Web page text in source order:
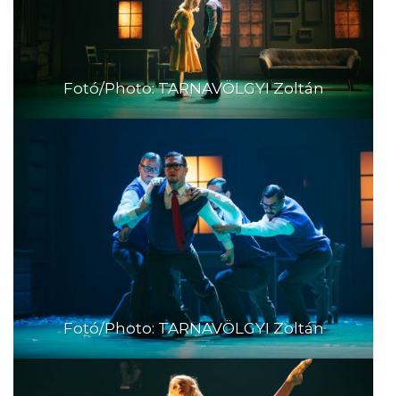
Fotó/Photo: TARNAVÖLGYI Zoltán
Fotó/Photo: TARNAVÖLGYI Zoltán